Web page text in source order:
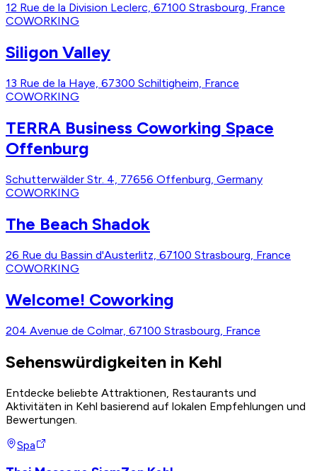
12 Rue de la Division Leclerc, 67100 Strasbourg, France
COWORKING
Siligon Valley
13 Rue de la Haye, 67300 Schiltigheim, France
COWORKING
TERRA Business Coworking Space
Offenburg
Schutterwälder Str. 4, 77656 Offenburg, Germany
COWORKING
The Beach Shadok
26 Rue du Bassin d'Austerlitz, 67100 Strasbourg, France
COWORKING
Welcome! Coworking
204 Avenue de Colmar, 67100 Strasbourg, France
Sehenswürdigkeiten in Kehl
Entdecke beliebte Attraktionen, Restaurants und
Aktivitäten in Kehl basierend auf lokalen Empfehlungen und
Bewertungen.
Spa